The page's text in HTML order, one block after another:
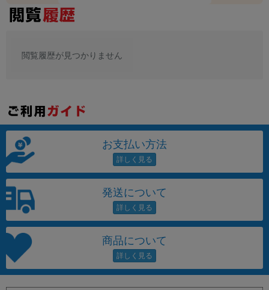
閲覧履歴が見つかりません
お支払い方法
発送について
商品について